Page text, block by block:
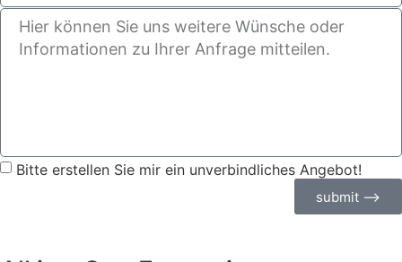
Bitte erstellen Sie mir ein unverbindliches Angebot!
submit ⟶